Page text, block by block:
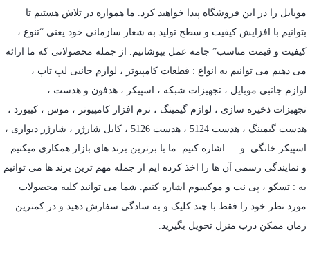
موبایل را در این فروشگاه پیدا خواهید کرد. ما همواره در تلاش هستیم تا
بتوانیم با افزایش کیفیت و سطح تولید به شعار سازمانی خود یعنی “تنوع ،
کیفیت و قیمت مناسب” جامه عمل بپوشانیم. از جمله محصولاتی که ما ارائه
می دهیم می توانیم به انواع : قطعات کامپیوتر ، لوازم جانبی لپ تاپ ،
لوازم جانبی موبایل ، تجهیزات شبکه ، اسپیکر ، هدفون و هدست ،
تجهیزات ذخیره سازی ، لوازم گیمینگ ، نرم افزار کامپیوتر ، موس ، کیبورد ،
هدست گیمینگ ، هدست 5124 ، هدست 5126 ، کابل شارژر ، شارژر دیواری ،
اسپیکر خانگی و … اشاره کنیم. ما با برترین برند های بازار همکاری میکنیم
و نمایندگی رسمی آن ها را اخذ کرده ایم از جمله مهم ترین برند ها می توانیم
به : تسکو ، پی نت و موکسوم اشاره کنیم. شما می توانید کلیه محصولات
مورد نظر خود را فقط با چند کلیک و به سادگی سفارش دهید و در کمترین
زمان ممکن درب منزل تحویل بگیرید.